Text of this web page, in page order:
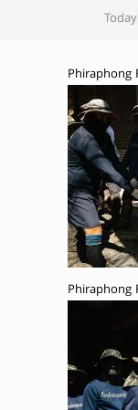
Today
Phiraphong
Phiraphong